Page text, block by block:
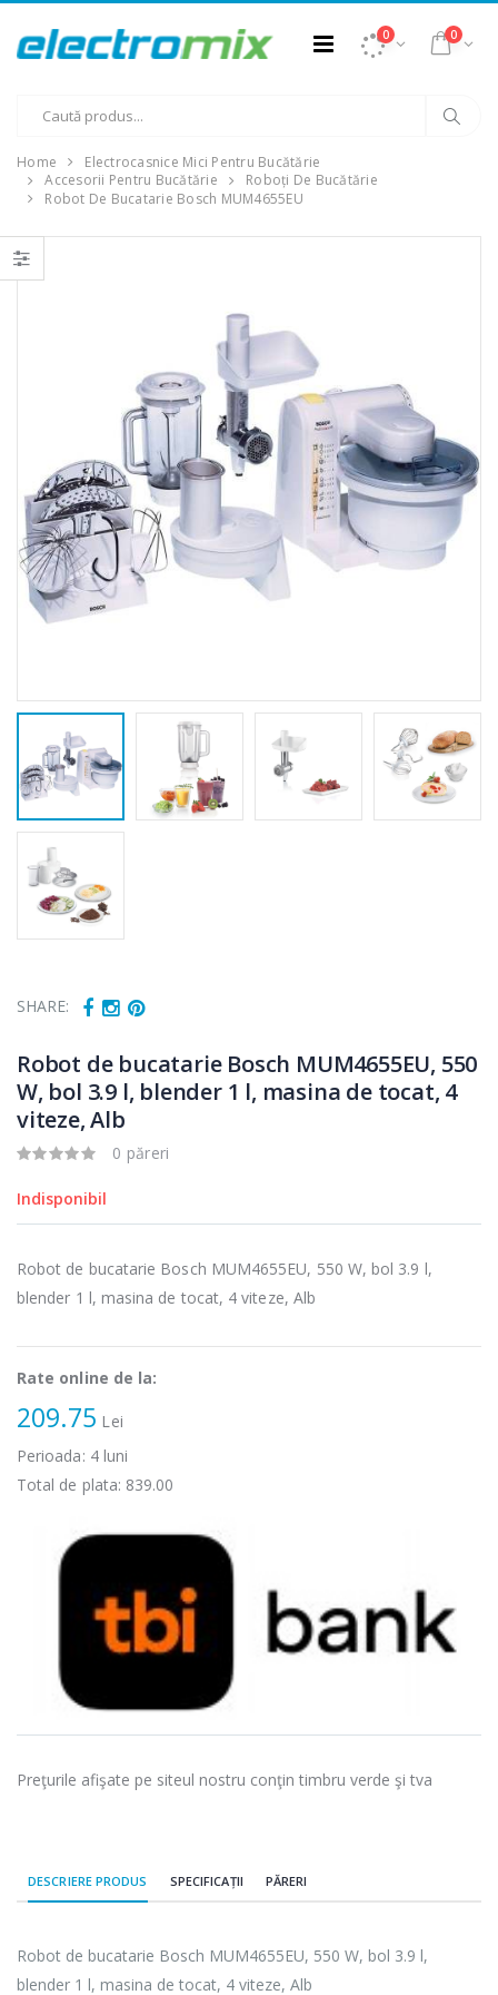
0 0
Home
Electrocasnice Mici Pentru Bucătărie
Accesorii Pentru Bucătărie
Roboți De Bucătărie
Robot De Bucatarie Bosch MUM4655EU
SHARE:
Robot de bucatarie Bosch MUM4655EU, 550
W, bol 3.9 l, blender 1 l, masina de tocat, 4
viteze, Alb
0 păreri
Indisponibil
Robot de bucatarie Bosch MUM4655EU, 550 W, bol 3.9 l,
blender 1 l, masina de tocat, 4 viteze, Alb
Rate online de la:
209.75 Lei
Perioada: 4luni
Total de plata: 839.00
Preţurile afişate pe siteul nostru conţin timbru verde şi tva
DESCRIERE PRODUS SPECIFICAȚII PĂRERI
Robot de bucatarie Bosch MUM4655EU, 550 W, bol 3.9 l,
blender 1 l, masina de tocat, 4 viteze, Alb
electric cu filtru
...
89,00 Lei
-21%
Masina de tocat
carne Bosch ...
NobeLTek ...
139,00 Lei
Heinner ...